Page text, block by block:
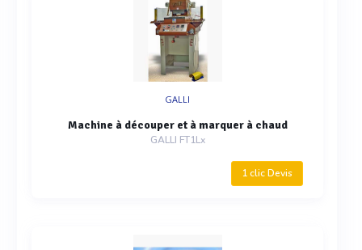
GALLI
Machine à découper et à marquer à chaud
GALLI FT1Lx
1 clic Devis